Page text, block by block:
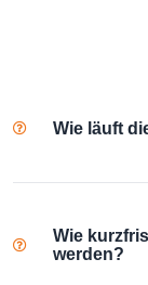
Wie läuft
Wie
werden?